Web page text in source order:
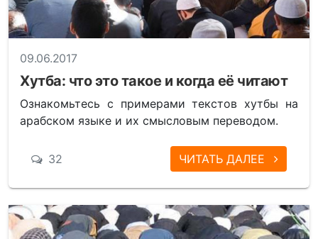
09.06.2017
Хутба: что это такое и когда её читают
Ознакомьтесь с примерами текстов хутбы на
арабском языке и их смысловым переводом.
32 ЧИТАТЬ ДАЛЕЕ